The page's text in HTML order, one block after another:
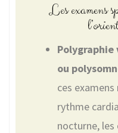
Les examens
ou
ces
rythme
nocturne, les